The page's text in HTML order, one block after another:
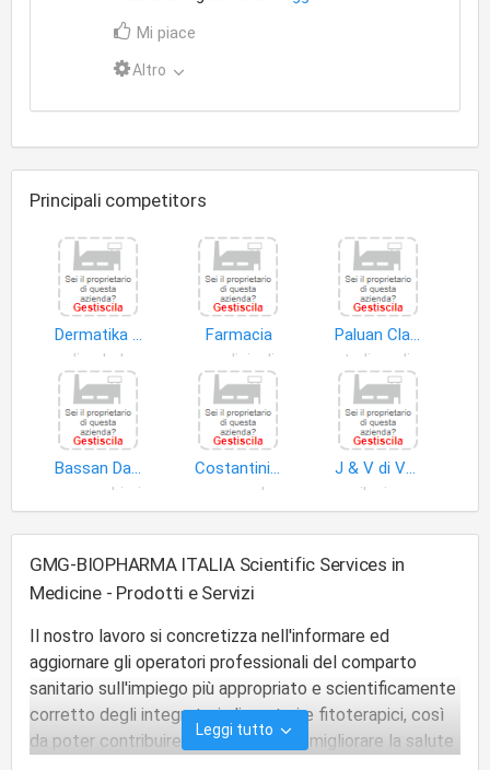
Mi piace
Altro
Principali competitors
Dermatika S.r.l
Farmacia
medicinali
Paluan Claudio
Bassan Daniela
parrucchieri
Costantini Andrea
J & V di Venturato Jessica
epilazione
GMG-BIOPHARMA ITALIA Scientific Services in
Medicine - Prodotti e Servizi
Il nostro lavoro si concretizza nell'informare ed
aggiornare gli operatori professionali del comparto
sanitario sull'impiego più appropriato e scientificamente
corretto degli integratori alimentari e fitoterapici, così
da poter contribuire a proteggere e migliorare la salute
Leggi tutto